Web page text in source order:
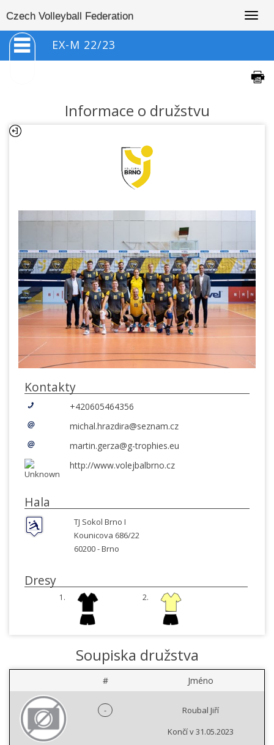
Czech Volleyball Federation
EX-M 22/23
Informace o družstvu
Kontakty
+420605464356
michal.hrazdira@seznam.cz
martin.gerza@g-trophies.eu
http://www.volejbalbrno.cz
Hala
TJ Sokol Brno I
Kounicova 686/22
60200 -Brno
Dresy
1. 2.
Soupiska družstva
# Jméno
-
Roubal Jiří
Končí v 31.05.2023